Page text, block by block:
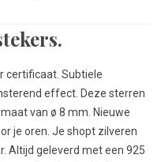
certificaat. Subtiele
effect. Deze sterren
van ø 8 mm. Nieuwe
je oren. Je shopt zilveren
Altijd geleverd met een 925